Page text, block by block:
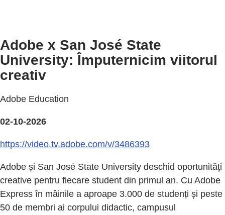
Adobe x San José State
University: Împuternicim viitorul
creativ
Adobe Education
02-10-2026
https://video.tv.adobe.com/v/3486393
Adobe și San José State University deschid oportunități
creative pentru fiecare student din primul an. Cu Adobe
Express în mâinile a aproape 3.000 de studenți și peste
50 de membri ai corpului didactic, campusul